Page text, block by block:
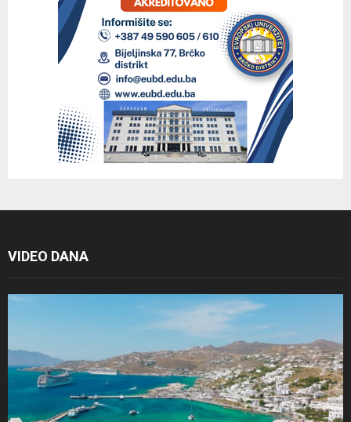
VIDEO DANA